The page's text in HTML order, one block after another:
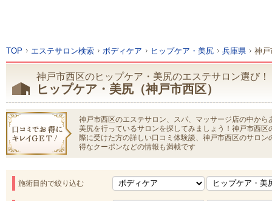
TOP エステサロン検索 ボディケア ヒップケア・美尻 兵庫県 神戸
神戸市西区のヒップケア・美尻のエステサロン選び！
ヒップケア・美尻（神戸市西区）
神戸市西区のエステサロン、スパ、マッサージ店の中か
美尻を行っているサロンを探してみましょう！神戸市西
際に受けた方の詳しい口コミ体験談、神戸市西区のサロ
得なクーポンなどの情報も満載です
施術目的で絞り込む